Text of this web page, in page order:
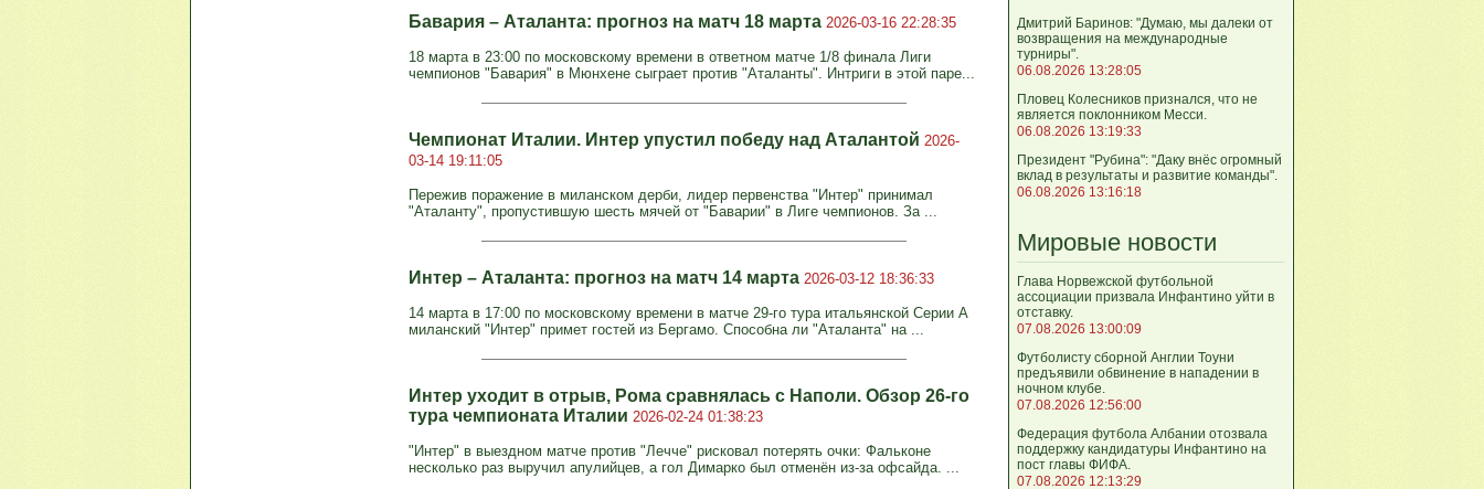
Бавария – Аталанта: прогноз на матч 18 марта 2026-03-16 22:28:35
18 марта в 23:00 по московскому времени в ответном матче 1/8 финала Лиги
чемпионов "Бавария" в Мюнхене сыграет против "Аталанты". Интриги в этой паре...
Чемпионат Италии. Интер упустил победу над Аталантой 2026-
03-14 19:11:05
Пережив поражение в миланском дерби, лидер первенства "Интер" принимал
"Аталанту", пропустившую шесть мячей от "Баварии" в Лиге чемпионов. За ...
Интер – Аталанта: прогноз на матч 14 марта 2026-03-12 18:36:33
14 марта в 17:00 по московскому времени в матче 29-го тура итальянской Серии А
миланский "Интер" примет гостей из Бергамо. Способна ли "Аталанта" на ...
Интер уходит в отрыв, Рома сравнялась с Наполи. Обзор 26-го
тура чемпионата Италии 2026-02-24 01:38:23
"Интер" в выездном матче против "Лечче" рисковал потерять очки: Фальконе
несколько раз выручил апулийцев, а гол Димарко был отменён из-за офсайда. ...
Дмитрий Баринов: "Думаю, мы далеки от
возвращения на международные
турниры".
06.08.2026 13:28:05
Пловец Колесников признался, что не
является поклонником Месси.
06.08.2026 13:19:33
Президент "Рубина": "Даку внёс огромный
вклад в результаты и развитие команды".
06.08.2026 13:16:18
Мировые новости
Глава Норвежской футбольной
ассоциации призвала Инфантино уйти в
отставку.
07.08.2026 13:00:09
Футболисту сборной Англии Тоуни
предъявили обвинение в нападении в
ночном клубе.
07.08.2026 12:56:00
Федерация футбола Албании отозвала
поддержку кандидатуры Инфантино на
пост главы ФИФА.
07.08.2026 12:13:29